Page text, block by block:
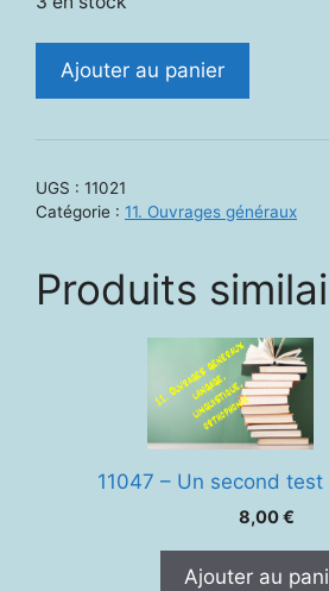
quantité
et
du
Ajouter au panier
UGS : 11021
Catégorie : 11. Ouvrages généraux
Produits
11047 – Un second
8,00€
Ajouter au